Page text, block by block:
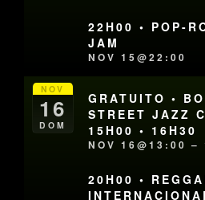
22H00 • POP-
JAM
NOV 15@22:00
NOV
16
DOM
GRATUITO •
STREET JAZZ
15H00 • 16H30
NOV 16@13:00 –
20H00 •